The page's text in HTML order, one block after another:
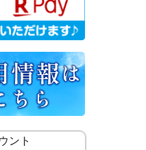
ント